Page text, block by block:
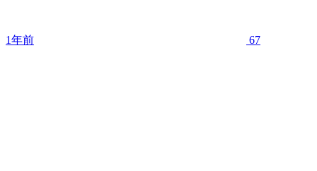
1年前 67